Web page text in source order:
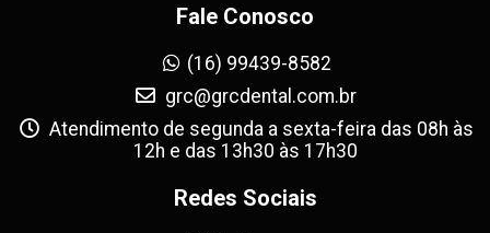
Fale Conosco
(16) 99439-8582
grc@grcdental.com.br
Atendimento de segunda a sexta-feira das 08h às
12h e das 13h30 às 17h30
Redes Sociais